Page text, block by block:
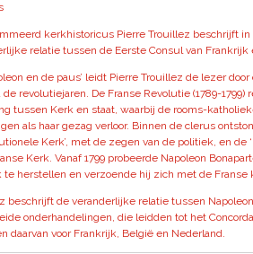
kerkhistoricus Pierre Trouillez beschrijft in
relatie tussen de Eerste Consul van Frankrijk
en de paus’ leidt Pierre Trouillez de lezer
de revolutiejaren. De Franse Revolutie (1789-
tussen Kerk en staat, waarbij de rooms-
als haar gezag verloor. Binnen de clerus
Kerk’, met de zegen van de politiek, en de
Kerk. Vanaf 1799 probeerde Napoleon
te herstellen en verzoende hij zich met de Franse
beschrijft de veranderlijke relatie tussen
onderhandelingen, die leidden tot het
daarvan voor Frankrijk, België en Nederland.